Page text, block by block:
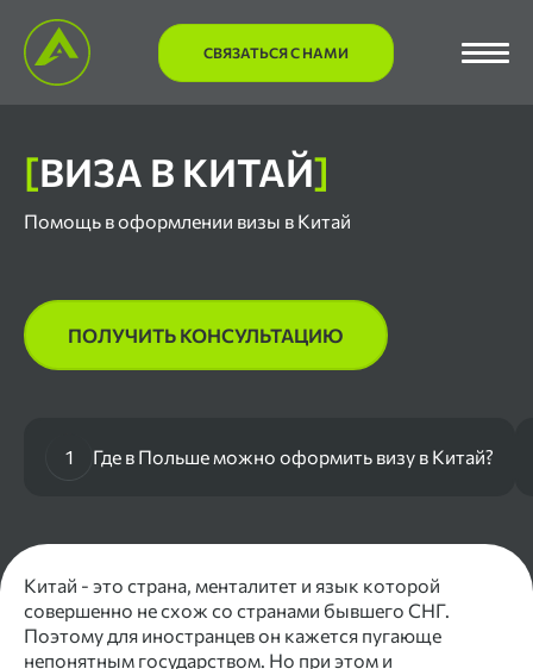
СВЯЗАТЬСЯ С НАМИ
[ВИЗА В КИТАЙ]
Помощь в оформлении визы в Китай
ПОЛУЧИТЬ КОНСУЛЬТАЦИЮ
1 Где в Польше можно оформить визу в Китай?
Китай - это страна, менталитет и язык которой
совершенно не схож со странами бывшего СНГ.
Поэтому для иностранцев он кажется пугающе
непонятным государством. Но при этом и